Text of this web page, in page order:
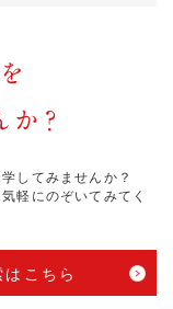
？
してみませんか？
軽にのぞいてみてく
こちら